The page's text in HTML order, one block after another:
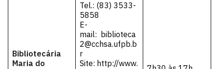
Bibliotecária
Maria do
Tel.: (83) 3533-
5858
E-
mail: biblioteca
2@cchsa.ufpb.b
r
Site: http://www.